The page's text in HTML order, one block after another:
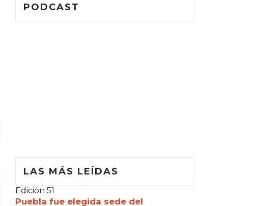
PODCAST
LAS MÁS LEÍDAS
Edición 51
Puebla fue elegida sede del